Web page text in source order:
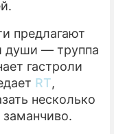
предлагают
души — труппа
гастроли
RT,
несколько